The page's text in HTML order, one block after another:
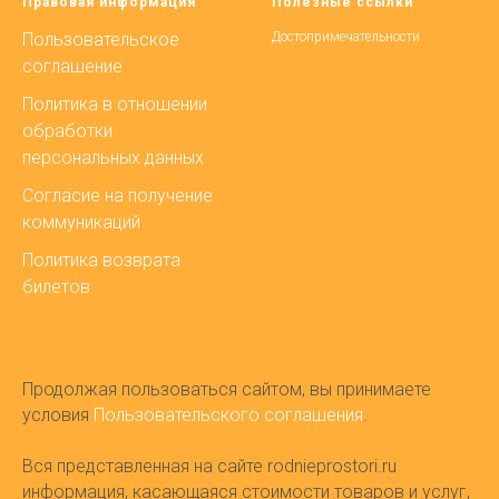
Пользовательское
соглашение
Политика в отношении
обработки
персональных данных
Согласие на получение
коммуникаций
Политика возврата
билетов
Достопримечательности
Продолжая пользоваться сайтом, вы принимаете
условия Пользовательского соглашения.
Вся представленная на сайте rodnieprostori.ru
информация, касающаяся стоимости товаров и услуг,